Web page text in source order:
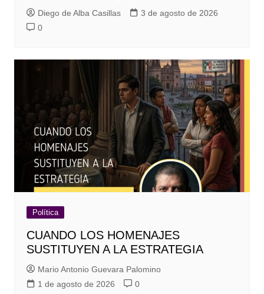
Diego de Alba Casillas
3 de agosto de 2026
0
Política
CUANDO LOS HOMENAJES
SUSTITUYEN A LA ESTRATEGIA
Mario Antonio Guevara Palomino
1 de agosto de 2026
0